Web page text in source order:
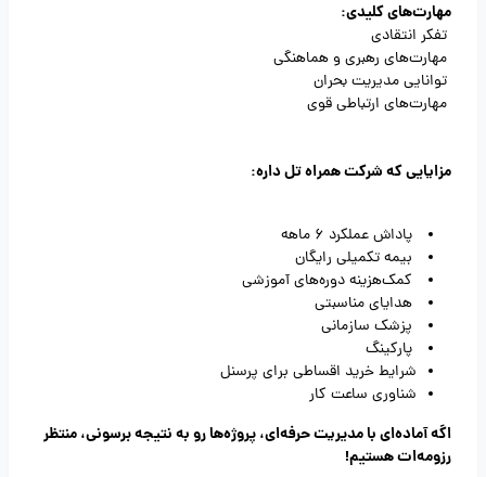
مهارت‌های کلیدی:
تفکر انتقادی
مهارت‌های رهبری و هماهنگی
توانایی مدیریت بحران
مهارت‌های ارتباطی قوی
مزایایی که شرکت همراه تل داره:
پاداش عملکرد 6 ماهه
بیمه تکمیلی رایگان
کمک‌هزینه دوره‌های آموزشی
هدایای مناسبتی
پزشک سازمانی
پارکینگ
شرایط خرید اقساطی برای پرسنل
شناوری ساعت کار
اگه آماده‌ای با مدیریت حرفه‌ای، پروژه‌ها رو به نتیجه برسونی، منتظر
رزومه‌ات هستیم!